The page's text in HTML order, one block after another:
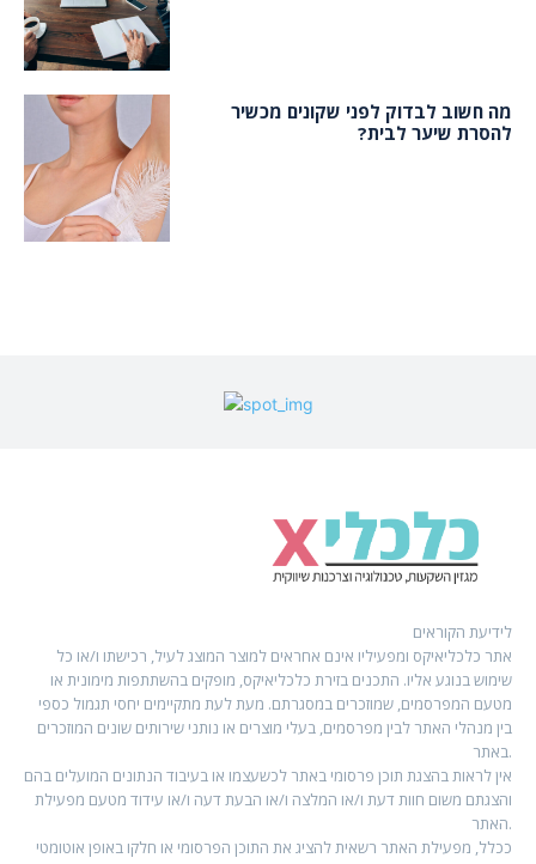
מה חשוב לבדוק לפני שקונים מכשיר
להסרת שיער לבית?
לידיעת הקוראים
אתר כלכליאיקס ומפעיליו אינם אחראים למוצר המוצג לעיל, רכישתו ו/או כל
שימוש בנוגע אליו. התכנים בזירת כלכליאיקס, מופקים בהשתתפות מימונית או
מטעם המפרסמים, שמוזכרים במסגרתם. מעת לעת מתקיימים יחסי תגמול כספי
בין מנהלי האתר לבין מפרסמים, בעלי מוצרים או נותני שירותים שונים המוזכרים
באתר.
אין לראות בהצגת תוכן פרסומי באתר לכשעצמו או בעיבוד הנתונים המועלים בהם
והצגתם משום חוות דעת ו/או המלצה ו/או הבעת דעה ו/או עידוד מטעם מפעילת
האתר.
ככלל, מפעילת האתר רשאית להציג את התוכן הפרסומי או חלקו באופן אוטומטי